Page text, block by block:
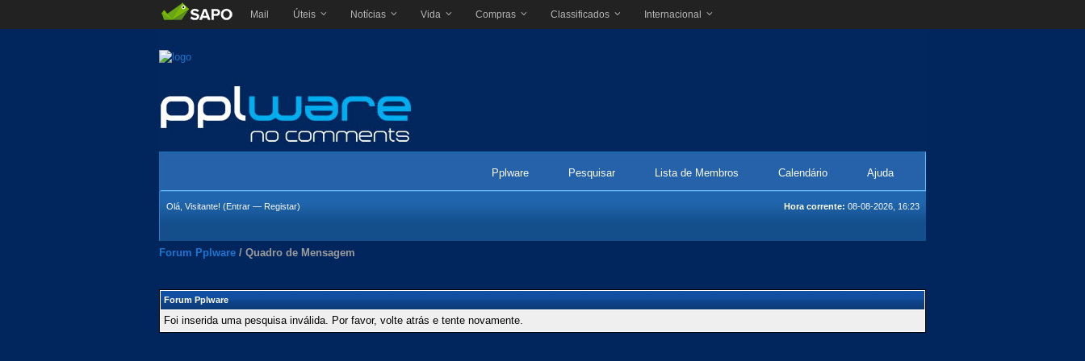
Mail Úteis Notícias Vida Compras Classificados Internacional
Pplware Pesquisar Lista de Membros Calendário Ajuda
Hora corrente: 08-08-2026, 16:23
Olá, Visitante! (Entrar — Registar)
Forum Pplware / Quadro de Mensagem
Forum Pplware
Foi inserida uma pesquisa inválida. Por favor, volte atrás e tente novamente.